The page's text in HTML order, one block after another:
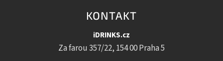
KONTAKT
iDRINKS.cz
Za farou 357/22, 154 00 Praha 5